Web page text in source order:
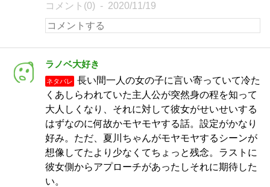
コメント(0) 2020/11/19
ラノベ大好き
ネタバレ
長い間一人の女の子に言い寄っていて冷た
くあしらわれていた主人公が突然身の程を知って
大人しくなり、それに対して彼女がせいせいする
はずなのに何故かモヤモヤする話。設定がかなり
好み。ただ、夏川ちゃんがモヤモヤするシーンが
想像してたより少なくてちょっと残念。ラストに
彼女側からアプローチがあったしそれに期待した
い。